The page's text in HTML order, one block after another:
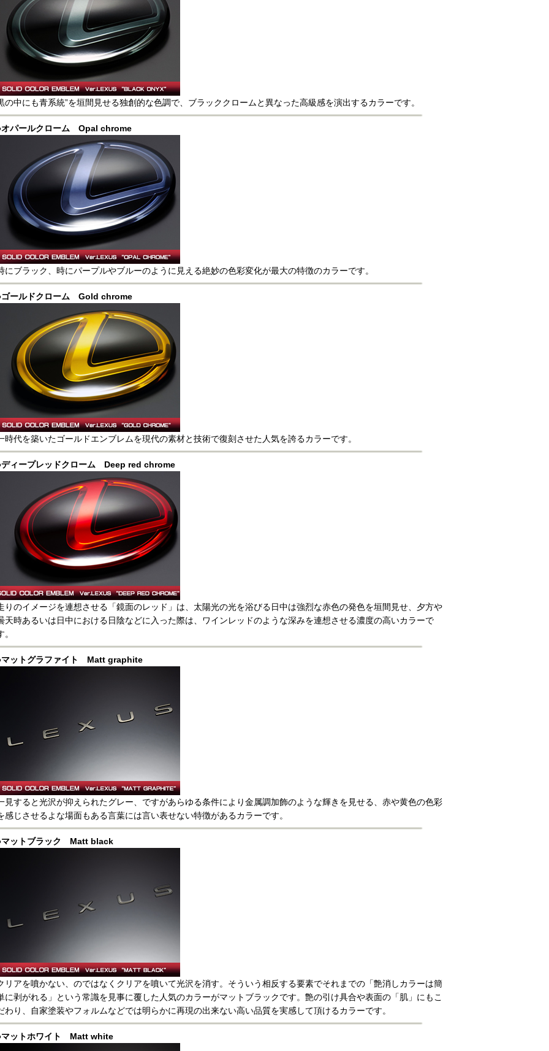
の中にも青系統”を垣間見せる独創的な色調で、ブラッククロームと異なった高級感を演出するカラーです。
オパールクローム Opal chrome
にブラック、時にパープルやブルーのように見える絶妙の色彩変化が最大の特徴のカラーです。
ゴールドクローム Gold chrome
時代を築いたゴールドエンブレムを現代の素材と技術で復刻させた人気を誇るカラーです。
ィープレッドクローム Deep red chrome
りのイメージを連想させる「鏡面のレッド」は、太陽光の光を浴びる日中は強烈な赤色の発色を垣間見せ、夕方や
天時あるいは日中における日陰などに入った際は、ワインレッドのような深みを連想させる濃度の高いカラーで
。
マットグラファイト Matt graphite
見すると光沢が抑えられたグレー、ですがあらゆる条件により金属調加飾のような輝きを見せる、赤や黄色の色彩
感じさせるよな場面もある言葉には言い表せない特徴があるカラーです。
マットブラック Matt black
リアを噴かない、のではなくクリアを噴いて光沢を消す。そういう相反する要素でそれまでの「艶消しカラーは簡
に剥がれる」という常識を見事に覆した人気のカラーがマットブラックです。艶の引け具合や表面の「肌」にもこ
わり、自家塗装やフォルムなどでは明らかに再現の出来ない高い品質を実感して頂けるカラーです。
マットホワイト Matt white